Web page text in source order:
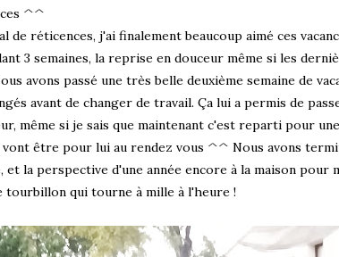
^^
de réticences, j'ai finalement beaucoup aimé ces
3 semaines, la reprise en douceur même si les
avons passé une très belle deuxième semaine de
avant de changer de travail. Ça lui a permis de
même si je sais que maintenant c'est reparti pour
vont être pour lui au rendez vous ^^ Nous avons
la perspective d'une année encore à la maison pour
tourbillon qui tourne à mille à l'heure !